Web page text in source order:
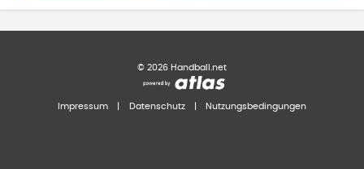
© 2026 Handball.net
Impressum Datenschutz Nutzungsbedingungen